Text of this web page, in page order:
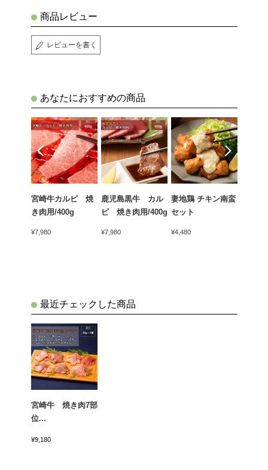
商品レビュー
レビューを書く
あなたにおすすめの商品
宮崎牛カルビ 焼
き肉用/400g
¥7,980
鹿児島黒牛 カル
ビ 焼き肉用/400g
¥7,980
妻地鶏 チキン南蛮
セット
¥4,480
最近チェックした商品
宮崎牛 焼き肉7部
位...
¥9,180